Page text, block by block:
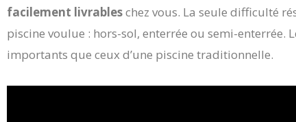
facilement livrableschez vous. La seule difficulté
piscine voulue : hors-sol, enterrée ou semi-enterrée.
importants que ceux d’une piscine traditionnelle.